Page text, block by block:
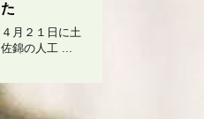
た
４月２１日に土
佐錦の人工 ...